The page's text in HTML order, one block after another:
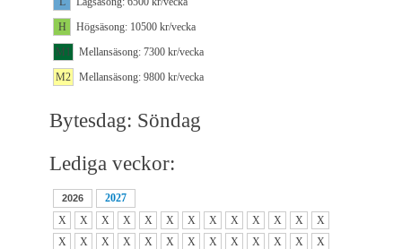
H
Högsäsong: 10500 kr/vecka
M1
Mellansäsong: 7300 kr/vecka
M2
Mellansäsong: 9800 kr/vecka
Bytesdag: Söndag
Lediga veckor:
2026
2027
X
X X X X X X X X X X X
X
X
X X X X X X X X X X X
X